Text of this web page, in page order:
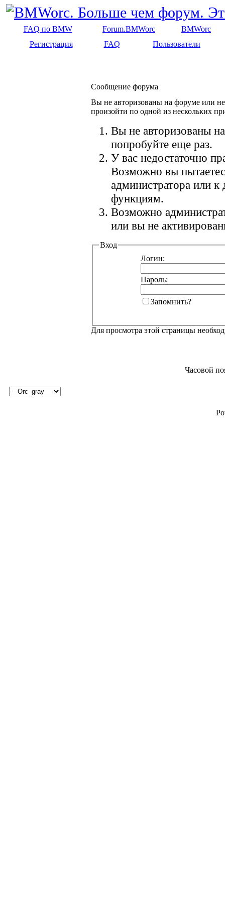
FAQ по BMW Forum.BMWorc
BMWorc
Регистрация
FAQ Пользователи
Сообщение форума
Вы не авторизованы на форуме или
произойти по одной из нескольких
Вы не авторизованы
попробуйте еще раз.
У вас недостаточно
Возможно вы
администратора или
функциям.
Возможно
или вы не
Вход
Логин:
Пароль:
Запомнить?
Для просмотра этой страницы
Часовой